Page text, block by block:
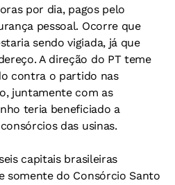
por dia, pagos pelo
pessoal. Ocorre que
sendo vigiada, já que
A direção do PT teme
contra o partido nas
juntamente com as
teria beneficiado a
das usinas.
capitais brasileiras
somente do Consórcio Santo